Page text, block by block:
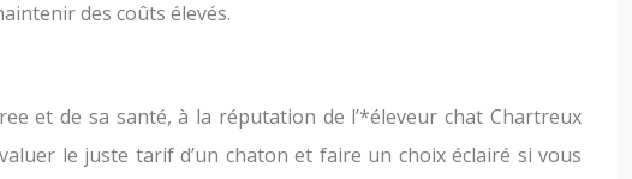
des coûts élevés.
et de sa santé, à la réputation de l’*éleveur chat Chartreux
le juste tarif d’un chaton et faire un choix éclairé si vous